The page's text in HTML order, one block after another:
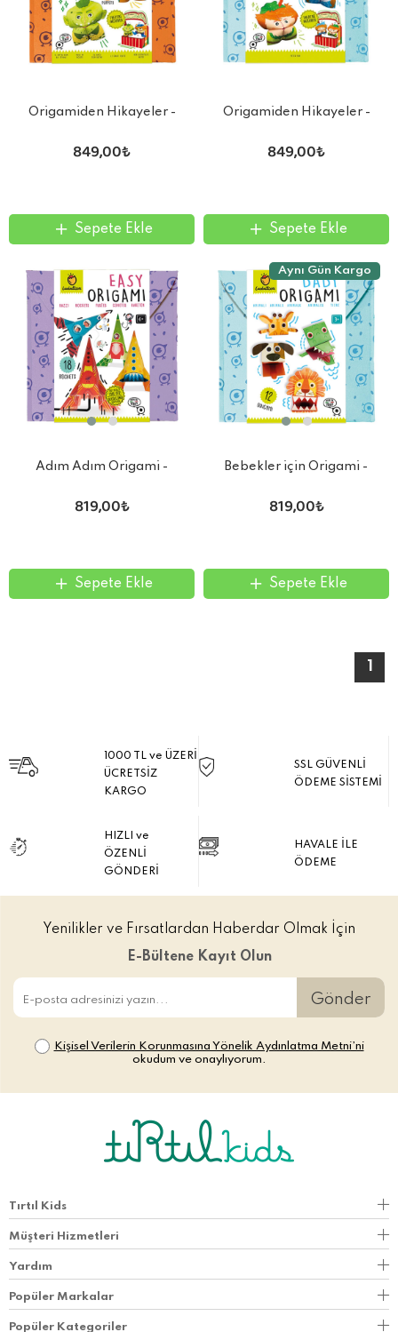
Origamiden Hikayeler -
849,00₺
Sepete Ekle
Origamiden Hikayeler -
849,00₺
Sepete Ekle
Adım Adım Origami -
819,00₺
Sepete Ekle
Aynı Gün Kargo
Bebekler için Origami -
819,00₺
Sepete Ekle
1000 TL ve ÜZERİ
ÜCRETSİZ
KARGO
SSL GÜVENLİ
ÖDEME SİSTEMİ
HIZLI ve
ÖZENLİ
GÖNDERİ
HAVALE İLE
ÖDEME
Yenilikler ve Fırsatlardan Haberdar Olmak İçin
E-Bültene Kayıt Olun
Gönder
Kişisel Verilerin Korunmasına Yönelik Aydınlatma Metni’ni
okudum ve onaylıyorum.
Tırtıl Kids
Müşteri Hizmetleri
Yardım
Popüler Markalar
Popüler Kategoriler